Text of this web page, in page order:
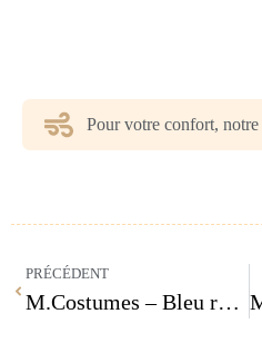
Pour votre confort, notre
PRÉCÉDENT
M.Costumes – Bleu royal